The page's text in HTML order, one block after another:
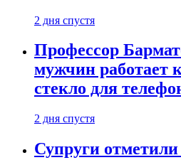
2 дня спустя
Профессор
мужчин работает
стекло для
2 дня спустя
Супруги